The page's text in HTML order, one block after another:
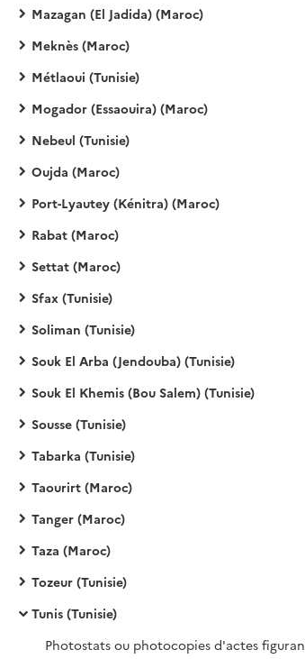
Mazagan (El Jadida) (Maroc)
Meknès (Maroc)
Métlaoui (Tunisie)
Mogador (Essaouira) (Maroc)
Nebeul (Tunisie)
Oujda (Maroc)
Port-Lyautey (Kénitra) (Maroc)
Rabat (Maroc)
Settat (Maroc)
Sfax (Tunisie)
Soliman (Tunisie)
Souk El Arba (Jendouba) (Tunisie)
Souk El Khemis (Bou Salem) (Tunisie)
Sousse (Tunisie)
Tabarka (Tunisie)
Taourirt (Maroc)
Tanger (Maroc)
Taza (Maroc)
Tozeur (Tunisie)
Tunis (Tunisie)